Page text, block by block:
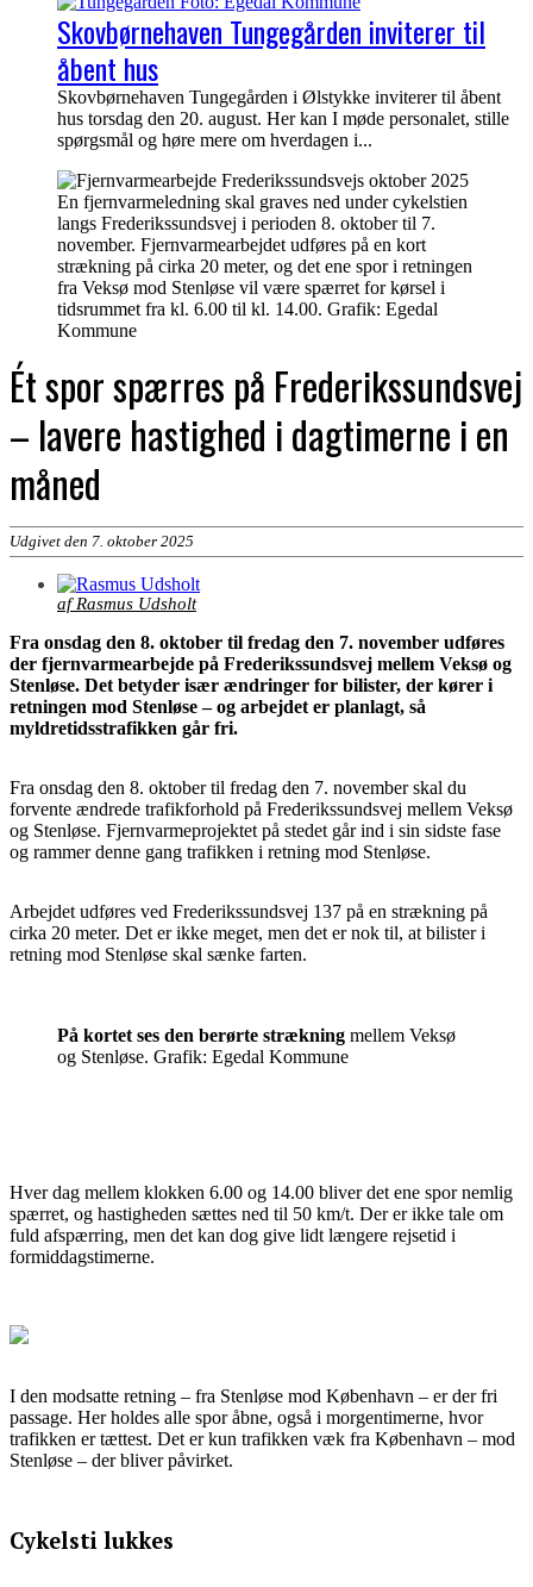
Skovbørnehaven Tungegården inviterer til
åbent hus
Skovbørnehaven Tungegården i Ølstykke inviterer til åbent
hus torsdag den 20. august. Her kan I møde personalet, stille
spørgsmål og høre mere om hverdagen i...
En fjernvarmeledning skal graves ned under cykelstien
langs Frederikssundsvej i perioden 8. oktober til 7.
november. Fjernvarmearbejdet udføres på en kort
strækning på cirka 20 meter, og det ene spor i retningen
fra Veksø mod Stenløse vil være spærret for kørsel i
tidsrummet fra kl. 6.00 til kl. 14.00. Grafik: Egedal
Kommune
Ét spor spærres på Frederikssundsvej
– lavere hastighed i dagtimerne i en
måned
Udgivet den 7. oktober 2025
af Rasmus Udsholt
Fra onsdag den 8. oktober til fredag den 7. november udføres
der fjernvarmearbejde på Frederikssundsvej mellem Veksø og
Stenløse. Det betyder især ændringer for bilister, der kører i
retningen mod Stenløse – og arbejdet er planlagt, så
myldretidsstrafikken går fri.
Fra onsdag den 8. oktober til fredag den 7. november skal du
forvente ændrede trafikforhold på Frederikssundsvej mellem Veksø
og Stenløse. Fjernvarmeprojektet på stedet går ind i sin sidste fase
og rammer denne gang trafikken i retning mod Stenløse.
Arbejdet udføres ved Frederikssundsvej 137 på en strækning på
cirka 20 meter. Det er ikke meget, men det er nok til, at bilister i
retning mod Stenløse skal sænke farten.
På kortet ses den berørte strækning mellem Veksø
og Stenløse. Grafik: Egedal Kommune
Hver dag mellem klokken 6.00 og 14.00 bliver det ene spor nemlig
spærret, og hastigheden sættes ned til 50 km/t. Der er ikke tale om
fuld afspærring, men det kan dog give lidt længere rejsetid i
formiddagstimerne.
I den modsatte retning – fra Stenløse mod København – er der fri
passage. Her holdes alle spor åbne, også i morgentimerne, hvor
trafikken er tættest. Det er kun trafikken væk fra København – mod
Stenløse – der bliver påvirket.
Cykelsti lukkes